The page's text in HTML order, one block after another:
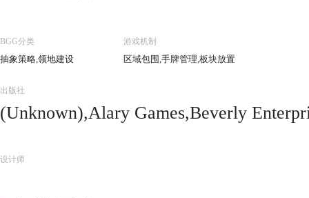
BGG分类
抽象策略,领地建设
游戏机制
区域包围,手牌管理,板块放置
出版社
(Unknown),Alary Games,Beverly
hkönig GmbH,Granna,Green Board
设计师